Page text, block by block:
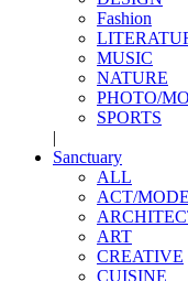
Fashion
MUSIC
NATURE
PHOTO/
SPORTS
|
Sanctuary
ALL
ACT/
ART
CREATIVE
CUISINE